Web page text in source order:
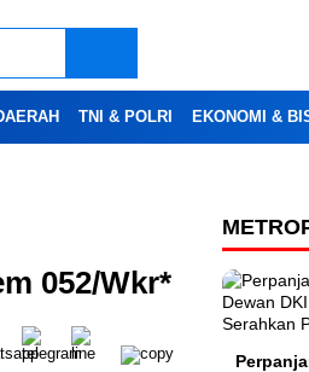
TNI & POLRI EKONOMI &
052/Wkr*